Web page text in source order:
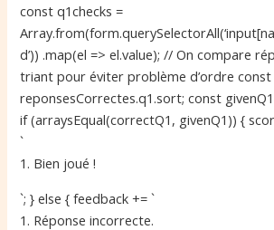
const q1checks =
d’)) .map(el => el.value); // On compare
triant pour éviter problème d’ordre
reponsesCorrectes.q1.sort; const
if (arraysEqual(correctQ1, givenQ1)) {
`
1. Bien joué !
`; } else { feedback += `
1. Réponse incorrecte.